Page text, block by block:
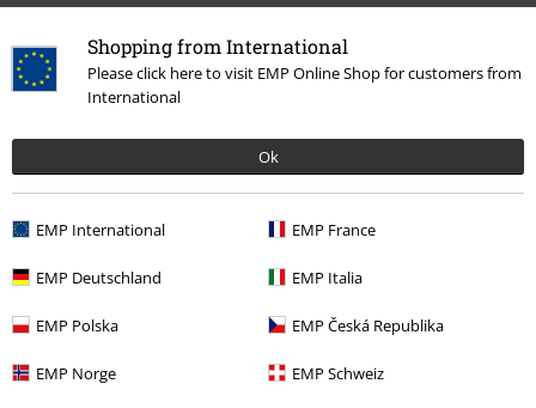
Shopping from International
Please click here to visit EMP Online Shop for customers from
International
Ok
EMP International EMP France
EMP Deutschland EMP Italia
EMP Polska EMP Česká Republika
EMP Norge EMP Schweiz
Overige acties
Large Cadeaubonnen
Large Studentenkorting
EMP Backstage Club
Over Large